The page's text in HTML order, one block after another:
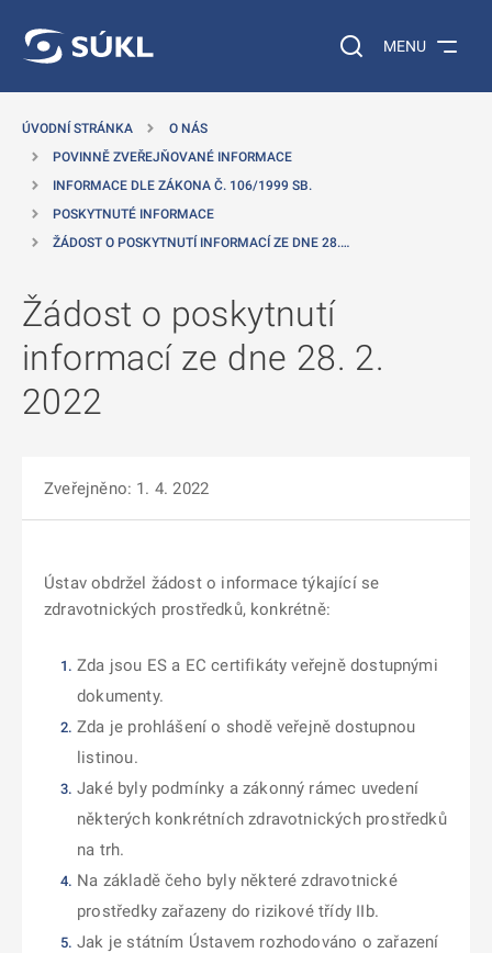
Vyhledávání na
MENU
ÚVODNÍ STRÁNKA
O NÁS
POVINNĚ ZVEŘEJŇOVANÉ INFORMACE
INFORMACE DLE ZÁKONA Č. 106/1999 SB.
POSKYTNUTÉ INFORMACE
ŽÁDOST O POSKYTNUTÍ INFORMACÍ ZE DNE 28.…
Žádost o poskytnutí
informací ze dne 28. 2.
2022
Zveřejněno: 1. 4. 2022
Ústav obdržel žádost o informace týkající se
zdravotnických prostředků, konkrétně:
Zda jsou ES a EC certifikáty veřejně dostupnými
dokumenty.
Zda je prohlášení o shodě veřejně dostupnou
listinou.
Jaké byly podmínky a zákonný rámec uvedení
některých konkrétních zdravotnických prostředků
na trh.
Na základě čeho byly některé zdravotnické
prostředky zařazeny do rizikové třídy IIb.
Jak je státním Ústavem rozhodováno o zařazení